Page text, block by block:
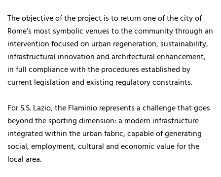
The objective of the project is to return one of the city of
Rome’s most symbolic venues to the community through an
intervention focused on urban regeneration, sustainability,
infrastructural innovation and architectural enhancement,
in full compliance with the procedures established by
current legislation and existing regulatory constraints.
For S.S. Lazio, the Flaminio represents a challenge that goes
beyond the sporting dimension: a modern infrastructure
integrated within the urban fabric, capable of generating
social, employment, cultural and economic value for the
local area.